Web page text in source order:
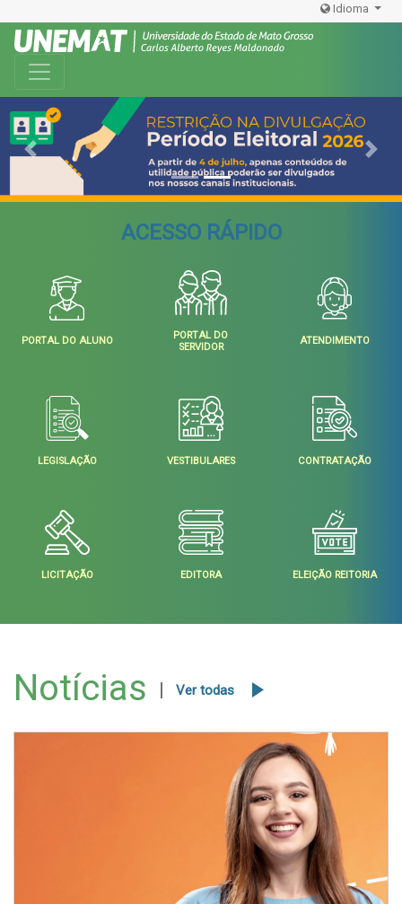
Idioma
Toggle navigation
Previous Next
ACESSO RÁPIDO
PORTAL DO ALUNO
PORTAL DO
SERVIDOR
ATENDIMENTO
LEGISLAÇÃO VESTIBULARES CONTRATAÇÃO
LICITAÇÃO EDITORA ELEIÇÃO REITORIA
Notícias Ver todas